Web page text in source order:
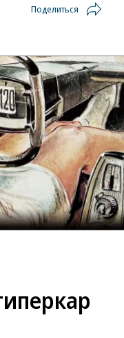
Поделиться